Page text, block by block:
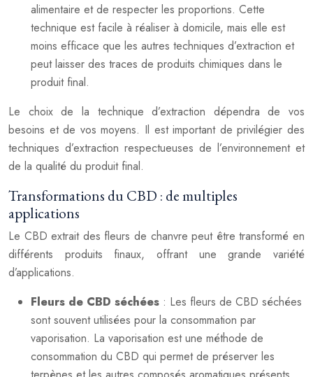
alimentaire et de respecter les proportions. Cette
technique est facile à réaliser à domicile, mais elle est
moins efficace que les autres techniques d’extraction et
peut laisser des traces de produits chimiques dans le
produit final.
Le choix de la technique d’extraction dépendra de vos
besoins et de vos moyens. Il est important de privilégier des
techniques d’extraction respectueuses de l’environnement et
de la qualité du produit final.
Transformations du CBD : de multiples
applications
Le CBD extrait des fleurs de chanvre peut être transformé en
différents produits finaux, offrant une grande variété
d’applications.
Fleurs de CBD séchées : Les fleurs de CBD séchées
sont souvent utilisées pour la consommation par
vaporisation. La vaporisation est une méthode de
consommation du CBD qui permet de préserver les